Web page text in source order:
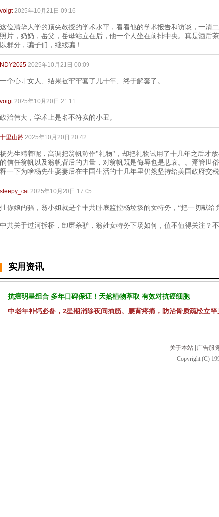
voigt 2025年10月21日 09:16
这位清华大学的顶尖教授的学术水平，看看他的学术报告和访谈，一清
照片，奶奶，岳父，岳母站立在后，他一个人坐在前排中央。真是酒后
以群分，骗子们，继续骗！
NDY2025 2025年10月21日 00:09
一个心计女人、结果被牢牢套了几十年、终于解套了。
voigt 2025年10月20日 21:11
政治伟大，学术上是名不符实的小丑。
十里山路 2025年10月20日 20:42
杨先生精着呢，高调把翁帆称作"礼物"，却把礼物试用了十几年之后才
的信任翁帆以及翁帆背后的力量，对翁帆既是侮辱也是悲哀。。甭管世
释一下为啥杨先生娶妻后在中国生活的十几年里仍然坚持给美国政府交
sleepy_cat 2025年10月20日 17:05
扯你娘的骚，翁小姐就是个中共卧底监控杨垃圾的女特务，“把一切献给
中共关于过河拆桥，卸磨杀驴，翁姓女特务下场如何，值不值得关注？
实用资讯
抗癌明星组合 多年口碑保证！天然植物萃取 有效对抗癌细胞
中老年补钙必备，2星期消除夜间抽筋、腰背疼痛，防治骨质疏松立竿
关于本站
广告服
Copyright (C)